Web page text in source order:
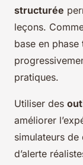
structurée
leçons.
base en
pratiques.
Utiliser des
améliorer
simulateurs
d’alerte